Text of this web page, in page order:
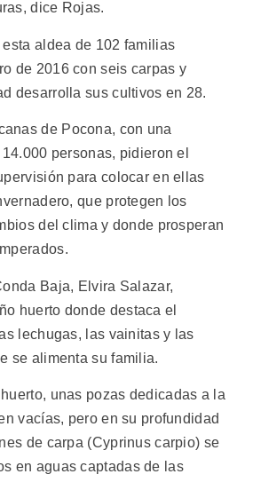
dice Rojas.
aldea de 102 familias
de 2016 con seis carpas y
desarrolla sus cultivos en 28.
de Pocona, con una
personas, pidieron el
para colocar en ellas
que protegen los
del clima y donde prosperan
Baja, Elvira Salazar,
huerto donde destaca el
lechugas, las vainitas y las
se alimenta su familia.
unas pozas dedicadas a la
vacías, pero en su profundidad
de carpa (Cyprinus carpio) se
en aguas captadas de las